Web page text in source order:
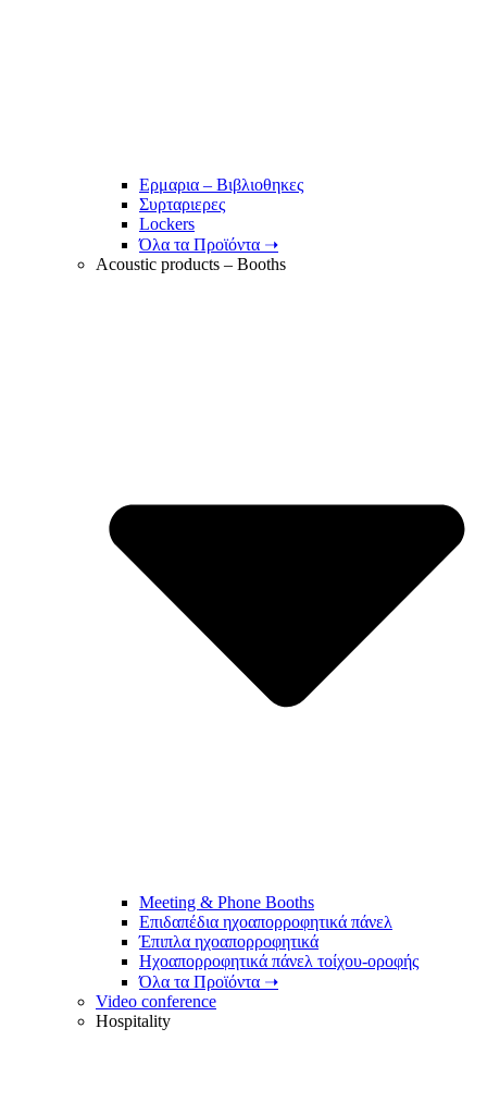
Ερμαρια – Βιβλιοθηκες
Συρταριερες
Lockers
Όλα τα Προϊόντα ➝
Acoustic products – Booths
Meeting & Phone Booths
Επιδαπέδια ηχοαπορροφητικά πάνελ
Έπιπλα ηχοαπορροφητικά
Ηχοαπορροφητικά πάνελ τοίχου-οροφής
Όλα τα Προϊόντα ➝
Video conference
Hospitality